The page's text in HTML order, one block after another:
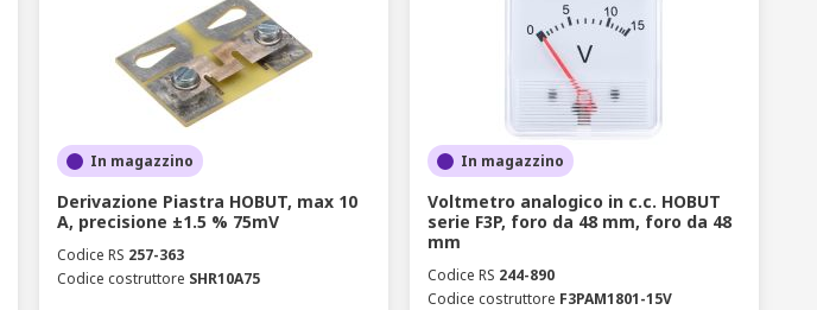
In magazzino
Derivazione Piastra HOBUT, max 10
A, precisione ±1.5 % 75mV
Codice RS 257-363
Codice costruttore SHR10A75
In magazzino
Voltmetro analogico in c.c. HOBUT
serie F3P, foro da 48 mm, foro da 48
mm
Codice RS 244-890
Codice costruttore F3PAM1801-15V